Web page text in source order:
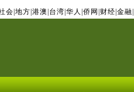
会 地方 港澳 台湾 华人 侨网 财经 金融